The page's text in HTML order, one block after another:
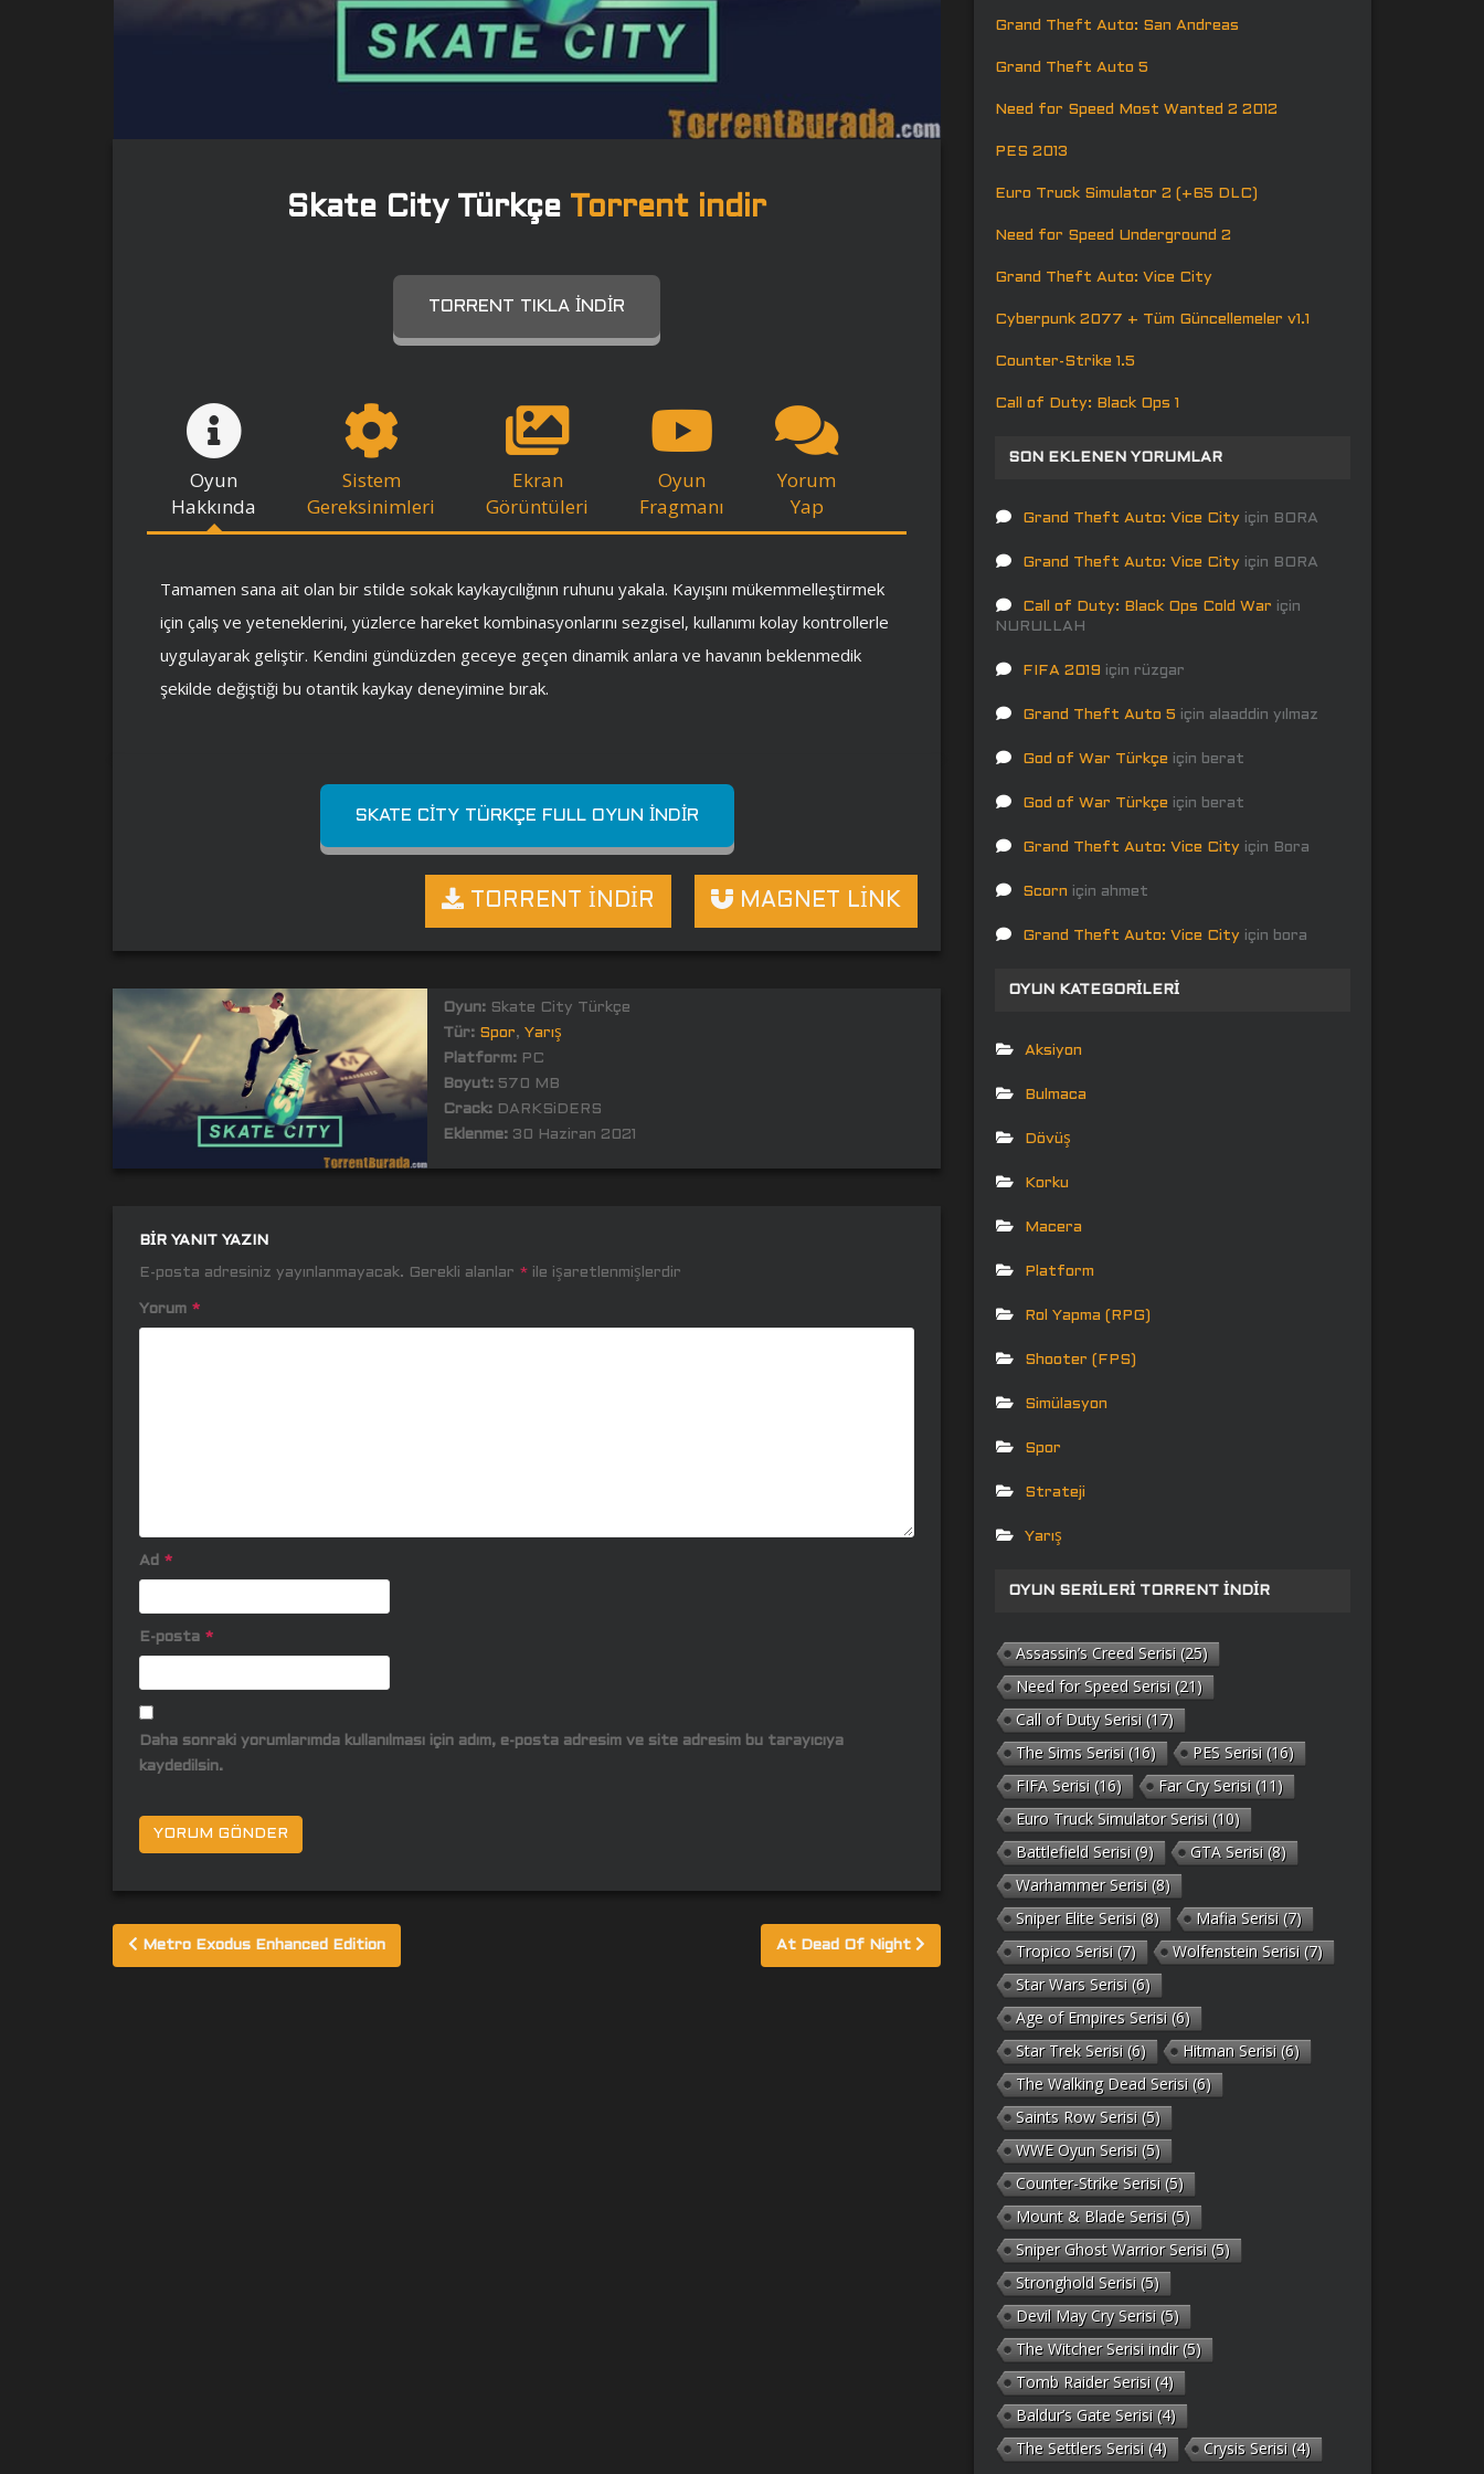
Skate City Türkçe Torrent indir
TORRENT TIKLA İNDIR
Oyun
Hakkında
Sistem
Gereksinimleri
Ekran
Görüntüleri
Oyun
Fragmanı
Yorum
Yap
Tamamen sana ait olan bir stilde sokak kaykaycılığının ruhunu yakala. Kayışını mükemmelleştirmek
için çalış ve yeteneklerini, yüzlerce hareket kombinasyonlarını sezgisel, kullanımı kolay kontrollerle
uygulayarak geliştir. Kendini gündüzden geceye geçen dinamik anlara ve havanın beklenmedik
şekilde değiştiği bu otantik kaykay deneyimine bırak.
SKATE CITY TÜRKÇE FULL OYUN İNDIR
MAGNET LİNK
TORRENT İNDİR
Oyun:Skate City Türkçe
Tür: Spor, Yarış
Platform:PC
Boyut:570 MB
Crack:DARKSiDERS
Eklenme:30 Haziran 2021
BIR YANIT YAZIN
E-posta adresiniz yayınlanmayacak. Gerekli alanlar * ile işaretlenmişlerdir
Yorum *
Ad *
E-posta *
Daha sonraki yorumlarımda kullanılması için adım, e-posta adresim ve site adresim bu tarayıcıya
kaydedilsin.
Yazı
gezinmesi
Metro Exodus Enhanced Edition At Dead Of Night
Grand Theft Auto: San Andreas
Grand Theft Auto 5
Need for Speed Most Wanted 2 2012
PES 2013
Euro Truck Simulator 2 (+65 DLC)
Need for Speed Underground 2
Grand Theft Auto: Vice City
Cyberpunk 2077 + Tüm Güncellemeler v1.1
Counter-Strike 1.5
Call of Duty: Black Ops 1
SON EKLENEN YORUMLAR
Grand Theft Auto: Vice City için BORA
Grand Theft Auto: Vice City için BORA
Call of Duty: Black Ops Cold War için
NURULLAH
FIFA 2019 için rüzgar
Grand Theft Auto 5 için alaaddin yılmaz
God of War Türkçe için berat
God of War Türkçe için berat
Grand Theft Auto: Vice City için Bora
Scorn için ahmet
Grand Theft Auto: Vice City için bora
OYUN KATEGORILERI
Aksiyon
Bulmaca
Dövüş
Korku
Macera
Platform
Rol Yapma (RPG)
Shooter (FPS)
Simülasyon
Spor
Strateji
Yarış
OYUN SERILERI TORRENT İNDIR
Assassin’s Creed Serisi (25)
Need for Speed Serisi (21)
Call of Duty Serisi (17)
The Sims Serisi (16) PES Serisi (16)
FIFA Serisi (16) Far Cry Serisi (11)
Euro Truck Simulator Serisi (10)
Battlefield Serisi (9) GTA Serisi (8)
Warhammer Serisi (8)
Sniper Elite Serisi (8) Mafia Serisi (7)
Tropico Serisi (7) Wolfenstein Serisi (7)
Star Wars Serisi (6)
Age of Empires Serisi (6)
Star Trek Serisi (6) Hitman Serisi (6)
The Walking Dead Serisi (6)
Saints Row Serisi (5)
WWE Oyun Serisi (5)
Counter-Strike Serisi (5)
Mount & Blade Serisi (5)
Sniper Ghost Warrior Serisi (5)
Stronghold Serisi (5)
Devil May Cry Serisi (5)
The Witcher Serisi indir(5)
Tomb Raider Serisi (4)
Baldur’s Gate Serisi (4)
The Settlers Serisi (4) Crysis Serisi (4)